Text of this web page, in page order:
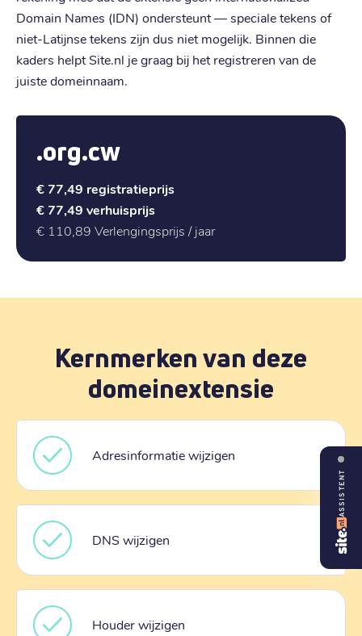
Domain Names (IDN) ondersteunt — speciale tekens of
niet-Latijnse tekens zijn dus niet mogelijk. Binnen die
kaders helpt Site.nl je graag bij het registreren van de
juiste domeinnaam.
.org.cw
€ 77,49 registratieprijs
€ 77,49 verhuisprijs
€ 110,89 Verlengingsprijs / jaar
Kernmerken van deze
domeinextensie
Adresinformatie wijzigen
DNS wijzigen
Houder wijzigen
ASSISTENT